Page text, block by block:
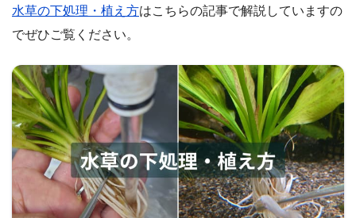
水草の下処理・植え方はこちらの記事で解説していますの
でぜひご覧ください。